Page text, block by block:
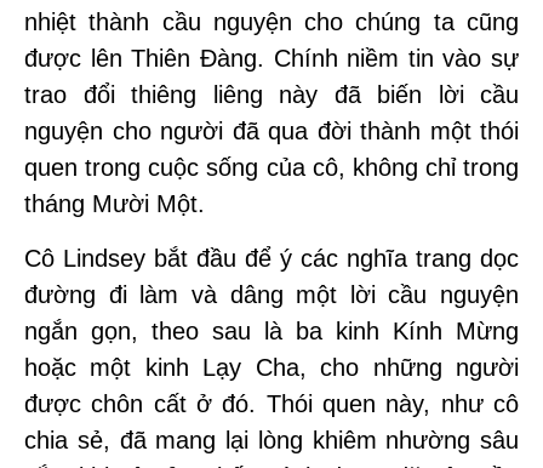
nhiệt thành cầu nguyện cho chúng ta cũng
được lên Thiên Đàng. Chính niềm tin vào sự
trao đổi thiêng liêng này đã biến lời cầu
nguyện cho người đã qua đời thành một thói
quen trong cuộc sống của cô, không chỉ trong
tháng Mười Một.
Cô Lindsey bắt đầu để ý các nghĩa trang dọc
đường đi làm và dâng một lời cầu nguyện
ngắn gọn, theo sau là ba kinh Kính Mừng
hoặc một kinh Lạy Cha, cho những người
được chôn cất ở đó. Thói quen này, như cô
chia sẻ, đã mang lại lòng khiêm nhường sâu